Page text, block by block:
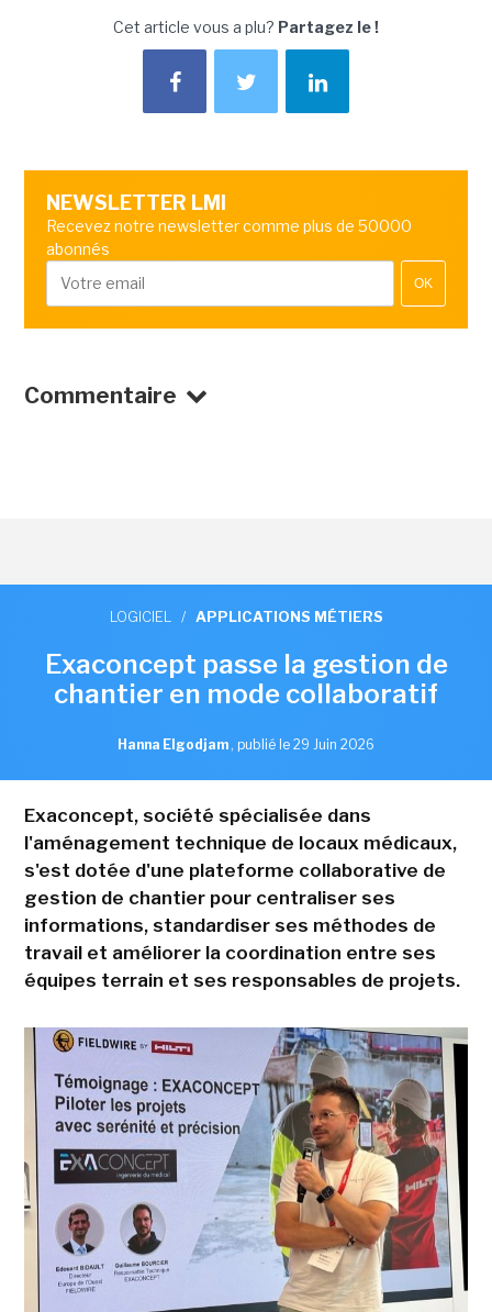
Cet article vous a plu? Partagez le !
NEWSLETTER LMI
Recevez notre newsletter comme plus de 50000
abonnés
OK
Commentaire
LOGICIEL / APPLICATIONS MÉTIERS
Exaconcept passe la gestion de
chantier en mode collaboratif
Hanna Elgodjam , publié le 29 Juin 2026
Exaconcept, société spécialisée dans
l'aménagement technique de locaux médicaux,
s'est dotée d'une plateforme collaborative de
gestion de chantier pour centraliser ses
informations, standardiser ses méthodes de
travail et améliorer la coordination entre ses
équipes terrain et ses responsables de projets.